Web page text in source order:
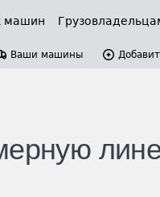
машин
Ваши машины